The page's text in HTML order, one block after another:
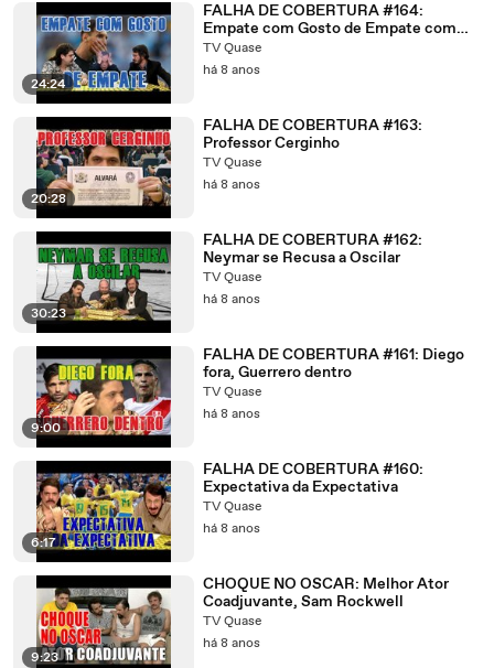
24:24
FALHA DE COBERTURA #164:
Empate com Gosto de Empate com
Fernando Vannucci
TV Quase
há 8 anos
20:28
FALHA DE COBERTURA #163:
Professor Cerginho
TV Quase
há 8 anos
30:23
FALHA DE COBERTURA #162:
Neymar se Recusa a Oscilar
TV Quase
há 8 anos
9:00
FALHA DE COBERTURA #161: Diego
fora, Guerrero dentro
TV Quase
há 8 anos
6:17
FALHA DE COBERTURA #160:
Expectativa da Expectativa
TV Quase
há 8 anos
9:23
CHOQUE NO OSCAR: Melhor Ator
Coadjuvante, Sam Rockwell
TV Quase
há 8 anos